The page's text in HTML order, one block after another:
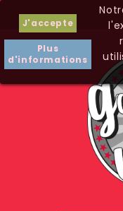
J'accepte
Plus
d'informations